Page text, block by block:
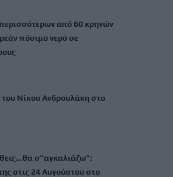
από 60 κρηνών
πόσιμο νερό σε
του Νίκου Ανδρουλάκη στο
σ”αγκαλιάζω”:
στις 24 Αυγούστου στο